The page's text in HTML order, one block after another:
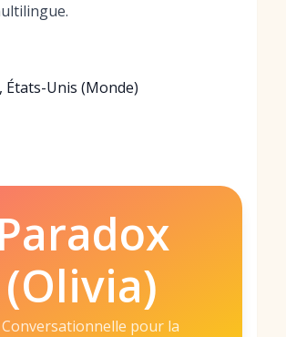
États-Unis (Monde)
Paradox
(Olivia)
Conversationnelle pour la